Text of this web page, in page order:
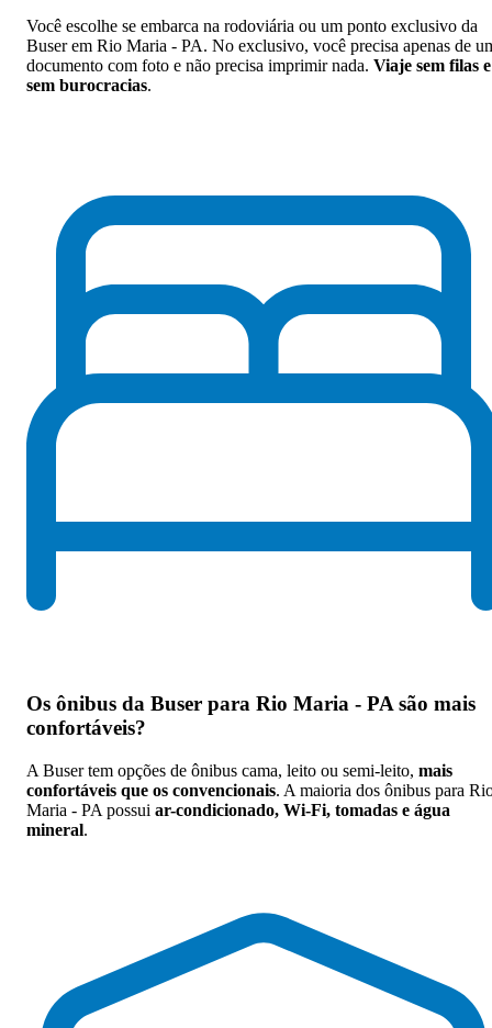
Você escolhe se embarca na rodoviária ou um ponto exclusivo da
Buser em Rio Maria - PA. No exclusivo, você precisa apenas de
documento com foto e não precisa imprimir nada. Viaje sem filas e
sem burocracias.
Os ônibus da Buser para Rio Maria - PA são mais
confortáveis?
A Buser tem opções de ônibus cama, leito ou semi-leito, mais
confortáveis que os convencionais. A maioria dos ônibus para
Maria - PA possui ar-condicionado, Wi-Fi, tomadas e água
mineral.